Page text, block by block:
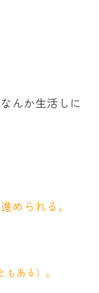
んか生活しに
められる。
もある） 。